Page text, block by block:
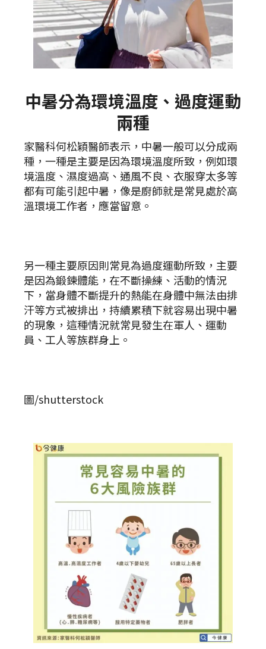
中暑分為環境溫度、過度運動
兩種
家醫科何松穎醫師表示，中暑一般可以分成兩
種，一種是主要是因為環境溫度所致，例如環
境溫度、濕度過高、通風不良、衣服穿太多等
都有可能引起中暑，像是廚師就是常見處於高
溫環境工作者，應當留意。
另一種主要原因則常見為過度運動所致，主要
是因為鍛鍊體能，在不斷操練、活動的情況
下，當身體不斷提升的熱能在身體中無法由排
汗等方式被排出，持續累積下就容易出現中暑
的現象，這種情況就常見發生在軍人、運動
員、工人等族群身上。
圖/shutterstock